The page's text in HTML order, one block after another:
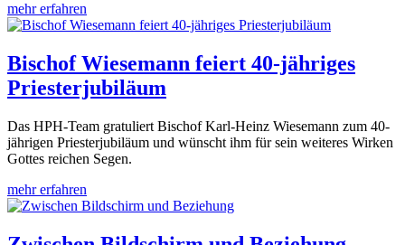
mehr erfahren
Bischof Wiesemann feiert 40-jähriges
Priesterjubiläum
Das HPH-Team gratuliert Bischof Karl-Heinz Wiesemann zum 40-
jährigen Priesterjubiläum und wünscht ihm für sein weiteres Wirken
Gottes reichen Segen.
mehr erfahren